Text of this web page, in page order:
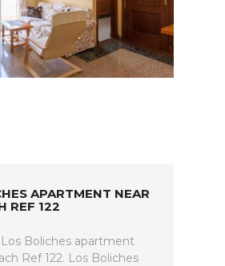
APARTMENT NEAR
REF 122
Boliches apartment
Ref 122. Los Boliches